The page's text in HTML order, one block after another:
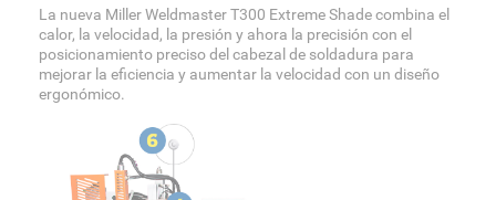
La nueva Miller Weldmaster T300 Extreme Shade combina el
calor, la velocidad, la presión y ahora la precisión con el
posicionamiento preciso del cabezal de soldadura para
mejorar la eficiencia y aumentar la velocidad con un diseño
ergonómico.